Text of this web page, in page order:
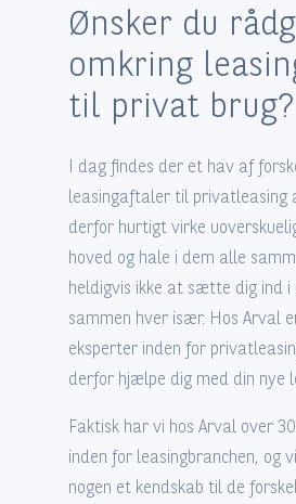
Ønsker du
omkring
til privat brug?
I dag findes der et hav af
leasingaftaler til privatleasing
derfor hurtigt virke
hoved og hale i dem alle
heldigvis ikke at sætte dig ind i
sammen hver især. Hos Arval
eksperter inden for
derfor hjælpe dig med din nye
Faktisk har vi hos Arval over
inden for leasingbranchen, og
nogen et kendskab til de